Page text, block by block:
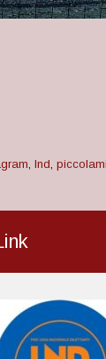
, lnd,